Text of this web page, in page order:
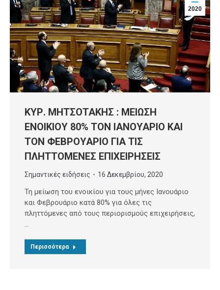
2020
ΚΥΡ. ΜΗΤΣΟΤΑΚΗΣ : ΜΕΙΩΣΗ
ΕΝΟΙΚΙΟΥ 80% ΤΟΝ ΙΑΝΟΥΑΡΙΟ ΚΑΙ
ΤΟΝ ΦΕΒΡΟΥΑΡΙΟ ΓΙΑ ΤΙΣ
ΠΛΗΤΤΟΜΕΝΕΣ ΕΠΙΧΕΙΡΗΣΕΙΣ
Σημαντικές ειδήσεις 16 Δεκεμβρίου, 2020
Τη μείωση του ενοικίου για τους μήνες Ιανουάριο
και Φεβρουάριο κατά 80% για όλες τις
πληττόμενες από τους περιορισμούς επιχειρήσεις,
…
Περισσότερα